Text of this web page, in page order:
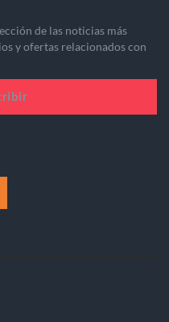
de las noticias más
y ofertas relacionados con